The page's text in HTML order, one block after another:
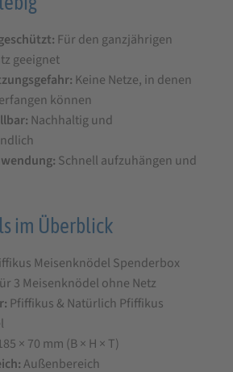
Für den ganzjährigen
geeignet
Keine Netze, in denen
können
Nachhaltig und
Schnell aufzuhängen und
im Überblick
Meisenknödel Spenderbox
3 Meisenknödel ohne Netz
Pfiffikus & Natürlich Pfiffikus
× 70 mm (B × H × T)
Außenbereich